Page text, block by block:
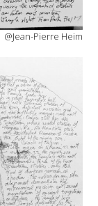
@Jean-Pierre Heim